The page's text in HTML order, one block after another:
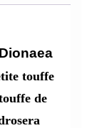
touffe
de